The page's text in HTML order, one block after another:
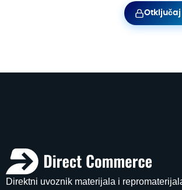
Otključaj
Direktni uvoznik materijala i